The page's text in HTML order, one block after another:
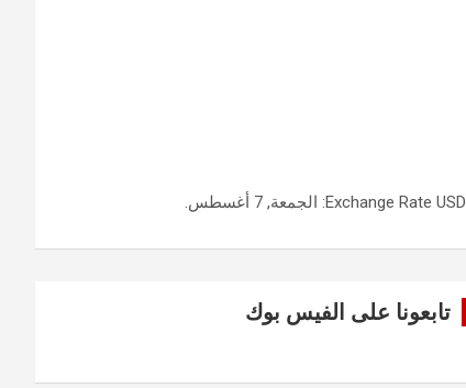
Exchange Rate USD : الجمعة, 7 أغسطس.
تابعونا على الفيس بوك